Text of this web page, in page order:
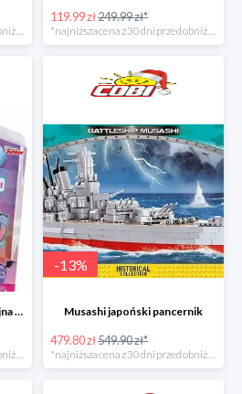
*najniższa cena z 30 dni przed obniżką
119.99 zł249.99 zł*
*najniższa cena z 30 dni przed obniżką
Ina Nietoperz - Lalka funkcyjna Vampirina
*najniższa cena z 30 dni przed obniżką
-13%
Musashi japoński pancernik
479.80 zł549.90 zł*
*najniższa cena z 30 dni przed obniżką